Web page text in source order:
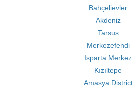
Bahçelievler
Akdeniz
Tarsus
Merkezefendi
Isparta Merkez
Kızıltepe
Amasya District